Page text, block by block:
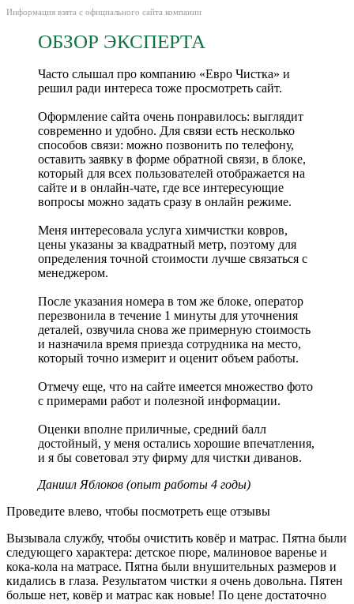
Информация взята с официального сайта компании
ОБЗОР ЭКСПЕРТА
Часто слышал про компанию «Евро Чистка» и
решил ради интереса тоже просмотреть сайт.
Оформление сайта очень понравилось: выглядит
современно и удобно. Для связи есть несколько
способов связи: можно позвонить по телефону,
оставить заявку в форме обратной связи, в блоке,
который для всех пользователей отображается на
сайте и в онлайн-чате, где все интересующие
вопросы можно задать сразу в онлайн режиме.
Меня интересовала услуга химчистки ковров,
цены указаны за квадратный метр, поэтому для
определения точной стоимости лучше связаться с
менеджером.
После указания номера в том же блоке, оператор
перезвонила в течение 1 минуты для уточнения
деталей, озвучила снова же примерную стоимость
и назначила время приезда сотрудника на место,
который точно измерит и оценит объем работы.
Отмечу еще, что на сайте имеется множество фото
с примерами работ и полезной информации.
Оценки вполне приличные, средний балл
достойный, у меня остались хорошие впечатления,
и я бы советовал эту фирму для чистки диванов.
Даниил Яблоков (опыт работы 4 годы)
Проведите влево, чтобы посмотреть еще отзывы
Вызывала службу, чтобы очистить ковёр и матрас. Пятна были
следующего характера: детское пюре, малиновое варенье и
кока-кола на матрасе. Пятна были внушительных размеров и
кидались в глаза. Результатом чистки я очень довольна. Пятен
больше нет, ковёр и матрас как новые! По цене достаточно